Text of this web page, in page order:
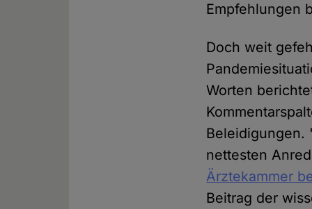
Empfehlungen
Doch weit
Worten
Beleidigungen.
nettesten
Ärztekammer
Beitrag der